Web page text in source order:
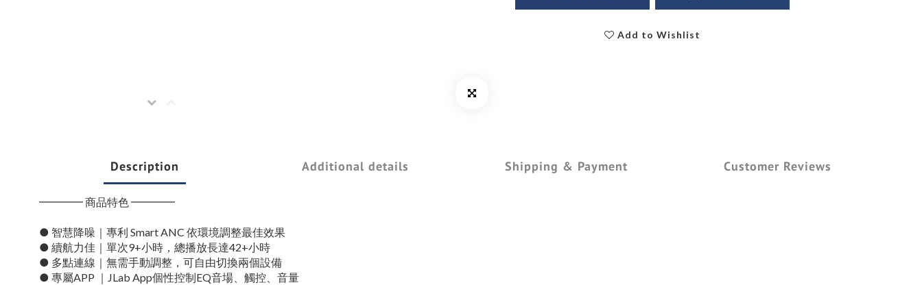
Add to Wishlist
Description Additional details Shipping & Payment Customer Reviews
━━━━ 商品特色 ━━━━
● 智慧降噪｜專利 Smart ANC 依環境調整最佳效果
● 續航力佳｜單次9+小時，總播放長達42+小時
● 多點連線｜無需手動調整，可自由切換兩個設備
● 專屬APP ｜JLab App個性控制EQ音場、觸控、音量